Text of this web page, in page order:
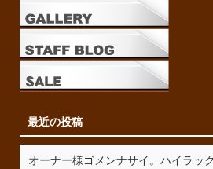
最近の投稿
オーナー様ゴメンナサイ。ハイラッ